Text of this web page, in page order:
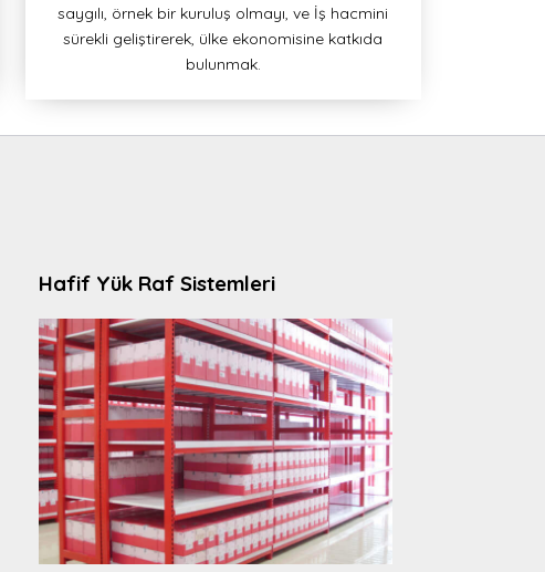
saygılı, örnek bir kuruluş olmayı, ve İş hacmini
sürekli geliştirerek, ülke ekonomisine katkıda
bulunmak.
Hafif Yük Raf Sistemleri